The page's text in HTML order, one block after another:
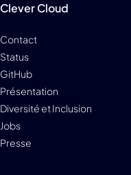
Clever Cloud
Contact
Status
GitHub
Présentation
Diversité et Inclusion
Jobs
Presse